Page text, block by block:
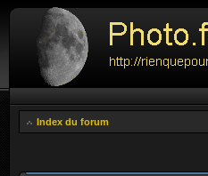
Index du forum